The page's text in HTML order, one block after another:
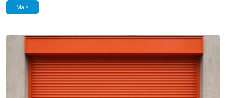
Mais